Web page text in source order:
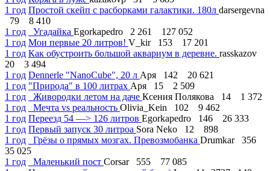
1 год Простой скейп с расборками галактики. 180л darsergevna
79
8 410
1 год
Угадайка Egorkapedro 2 261
127 052
1 год Мои первые 20 литров! V_kir 153
17 201
1 год Как обустроить большой аквариум в деревне. rasskazov
20
3 494
1 год Dennerle "NanoCube", 20 л Аря 142
20 621
1 год "Природа" в 100 литрах Аря 15
2 509
1 год
Живородки летом на даче Ксения Полякова 14
1 372
1 год
Мечта vs реальность Olivia_Kein 102
9 462
1 год Переезд 54 —> 126 литров Egorkapedro 146
26 333
1 год Первый запуск 30 литроа Sora Neko 12
898
1 год
Грёзы о прямых мозгах. Превозмобанка Drumkar
356
35 025
1 год
Маленький пост Corsar 555
77 085